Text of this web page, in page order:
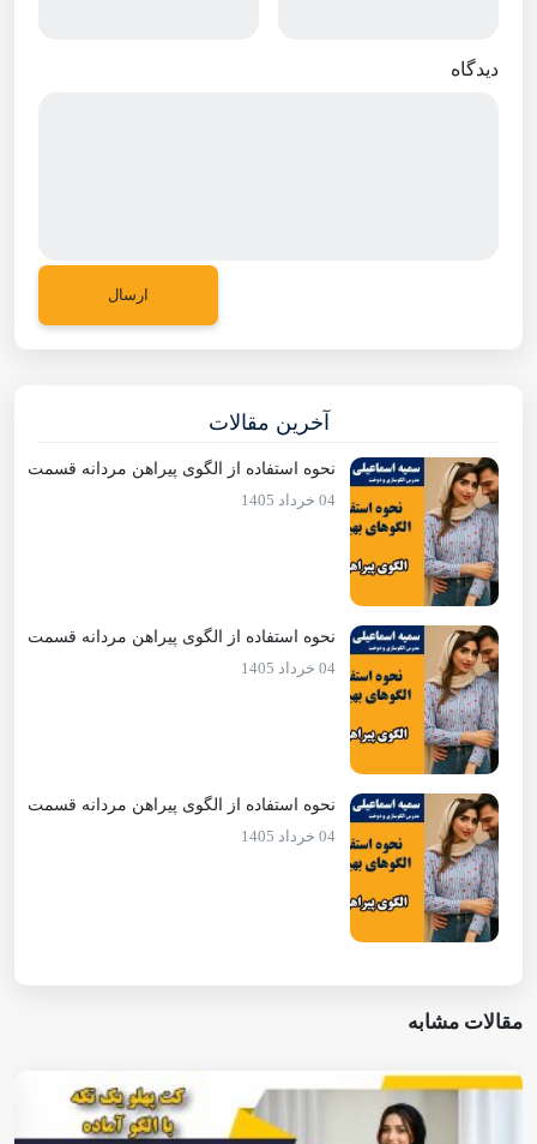
دیدگاه
آخرین مقالات
نحوه استفاده از الگوی پیراهن مردانه قسمت
12
04 خرداد 1405
نحوه استفاده از الگوی پیراهن مردانه قسمت
11
04 خرداد 1405
نحوه استفاده از الگوی پیراهن مردانه قسمت
10
04 خرداد 1405
مقالات مشابه